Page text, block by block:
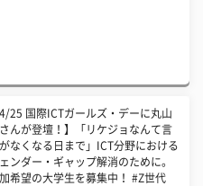
4/25 国際ICTガールズ・デーに丸山
んが登壇！】「リケジョなんて言
なくなる日まで」ICT分野における
ンダー・ギャップ解消のために。
希望の大学生を募集中！ #Z世代